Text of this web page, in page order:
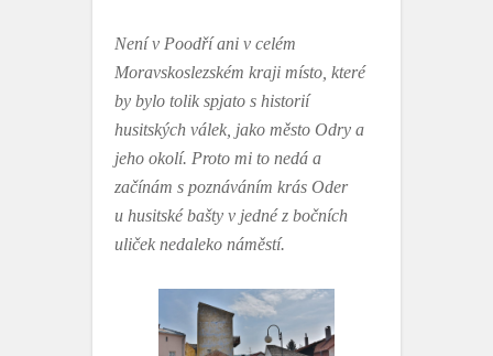
Není v Poodří ani v celém
Moravskoslezském kraji místo, které
by bylo tolik spjato s historií
husitských válek, jako město Odry a
jeho okolí. Proto mi to nedá a
začínám s poznáváním krás Oder
u husitské bašty v jedné z bočních
uliček nedaleko náměstí.